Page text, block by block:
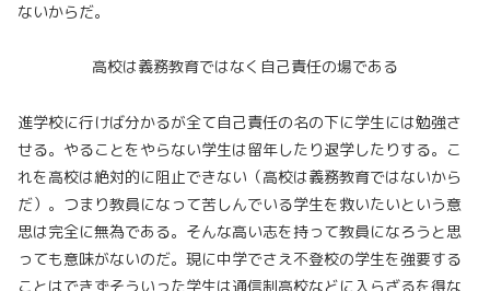
ないからだ。
高校は義務教育ではなく自己責任の場である
進学校に行けば分かるが全て自己責任の名の下に学生には勉強さ
せる。やることをやらない学生は留年したり退学したりする。こ
れを高校は絶対的に阻止できない（高校は義務教育ではないから
だ）。つまり教員になって苦しんでいる学生を救いたいという意
思は完全に無為である。そんな高い志を持って教員になろうと思
っても意味がないのだ。現に中学でさえ不登校の学生を強要する
ことはできずそういった学生は通信制高校などに入らざるを得な